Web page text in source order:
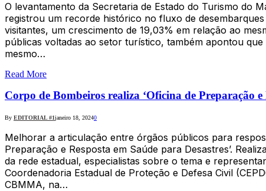
O levantamento da Secretaria de Estado do Turismo do
registrou um recorde histórico no fluxo de
visitantes, um crescimento de 19,03% em relação ao
públicas voltadas ao setor turístico, também apontou
mesmo…
Read More
Corpo de Bombeiros realiza ‘Oficina de Preparação e
By EDITORIAL #1janeiro 18, 20240
Melhorar a articulação entre órgãos públicos para
Preparação e Resposta em Saúde para Desastres’.
da rede estadual, especialistas sobre o tema e
Coordenadoria Estadual de Proteção e Defesa Civil
CBMMA, na…